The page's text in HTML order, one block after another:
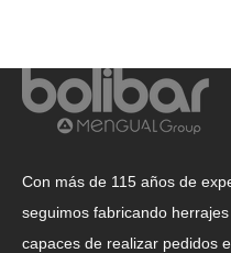
Con más de 115 años de
seguimos fabricando
capaces de realizar pedidos